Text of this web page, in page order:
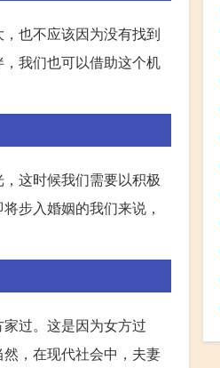
也不应该因为没有找到
我们也可以借助这个机
这时候我们需要以积极
步入婚姻的我们来说，
过。这是因为女方过
，在现代社会中，夫妻